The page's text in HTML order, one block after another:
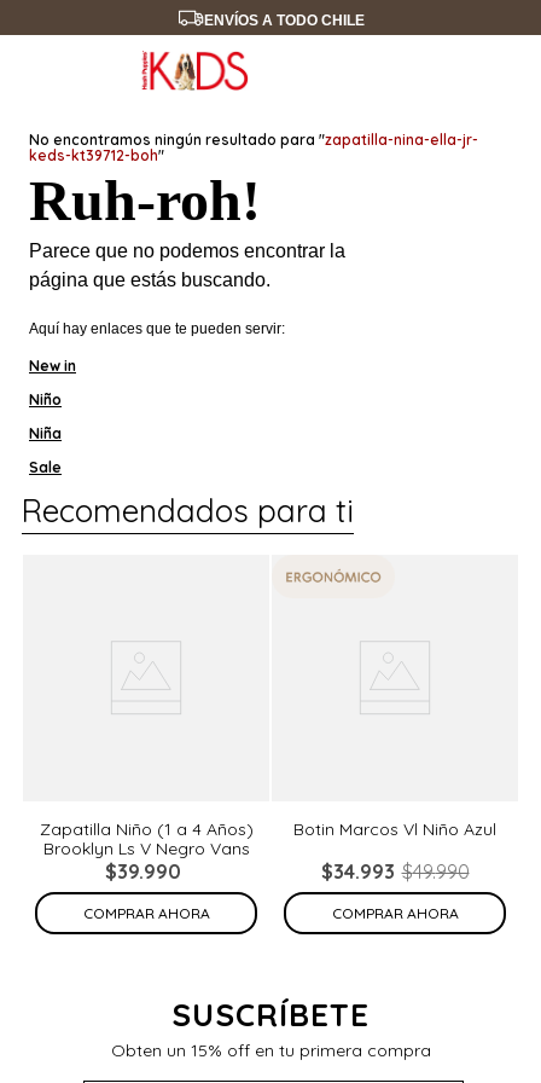
ENVÍOS A TODO CHILE
No encontramos ningún resultado para "zapatilla-nina-ella-jr-
keds-kt39712-boh"
Ruh-roh!
Parece que no podemos encontrar la
página que estás buscando.
Aquí hay enlaces que te pueden servir:
New in
Niño
Niña
Sale
Recomendados para ti
Zapatilla Niño (1 a 4 Años)
Brooklyn Ls V Negro Vans
$39.990
COMPRAR AHORA
Botin Marcos Vl Niño Azul
$34.993 $49.990
COMPRAR AHORA
SUSCRÍBETE
Obten un 15% off en tu primera compra